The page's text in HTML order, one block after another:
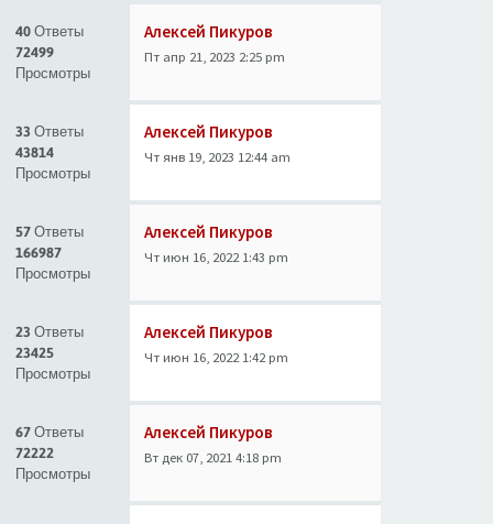
40 Ответы
72499
Просмотры
Алексей Пикуров
Пт апр 21, 2023 2:25 pm
33 Ответы
43814
Просмотры
Алексей Пикуров
Чт янв 19, 2023 12:44 am
57 Ответы
166987
Просмотры
Алексей Пикуров
Чт июн 16, 2022 1:43 pm
23 Ответы
23425
Просмотры
Алексей Пикуров
Чт июн 16, 2022 1:42 pm
67 Ответы
72222
Просмотры
Алексей Пикуров
Вт дек 07, 2021 4:18 pm